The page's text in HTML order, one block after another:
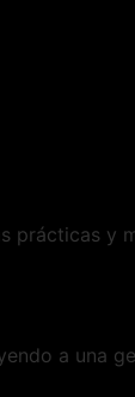
prácticas y
a una